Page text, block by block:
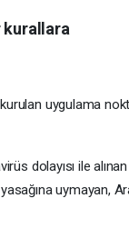
kurallara
uygulama
dolayısı ile
uymayan,